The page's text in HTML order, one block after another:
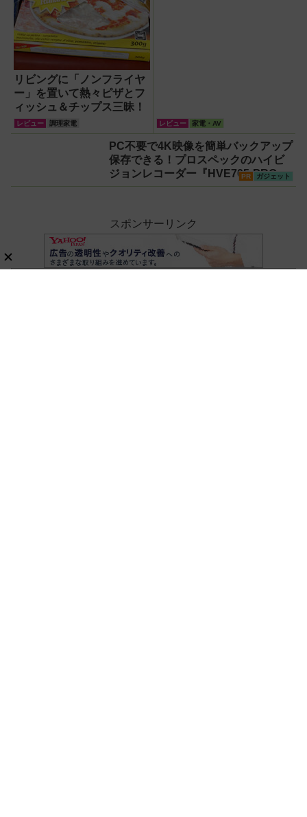
リビングに「ノンフライヤ
ー」を置いて熱々ピザとフ
ィッシュ＆チップス三昧！
レビュー 調理家電 レビュー 家電・AV
PC不要で4K映像を簡単バックアップ
保存できる！プロスペックのハイビ
ジョンレコーダー『HVE705-PRO』
PR ガジェット
スポンサーリンク